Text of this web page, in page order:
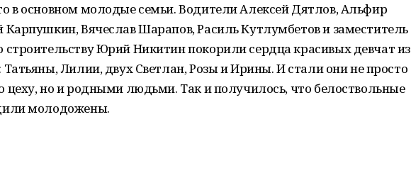
в основном молодые семьи. Водители Алексей Дятлов, Альфир
Вячеслав Шарапов, Расиль Кутлумбетов и заместитель
строительству Юрий Никитин покорили сердца красивых девчат из
Татьяны, Лилии, двух Светлан, Розы и Ирины. И стали они не просто
цеху, но и родными людьми. Так и получилось, что белоствольные
молодожены.